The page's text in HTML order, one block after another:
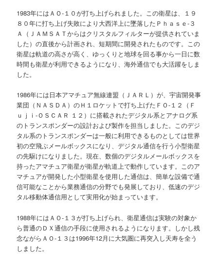
1983年にはＡＯ-１０が打ち上げられました。この衛星は、１９
８０年に打ち上げ失敗により大西洋上に墜落したＰｈａｓｅ-３
Ａ（ＪＡＭＳＡＴからはクリスタルフィルターが提供されていま
した）の直後から計画され、短期間に開発されたものです。この
衛星は軌道の高さが高く、ゆっくりと地球を回る事から一日に数
時間も衛星が利用できるようになり、海外通信でも大活躍をしま
した。
1986年には日本アマチュア無線連盟（ＪＡＲＬ）が、宇宙開発事
業団（ＮＡＳＤＡ）のＨ１ロケットで打ち上げたＦＯ-１２（Ｆ
ｕｊｉ-ＯＳＣＡＲ １２）に搭載されたデジタル系とアナログ系
のトランスポンダーの設計および製作を担当しました。このデジ
タル系のトランスポンダーは一般に利用できるものとしては世界
初の空飛ぶメールボックスになり、デジタル通信を行う小型衛星
の先駆けになりました。現在、数個のデジタルメールボックスを
持ったアマチュア衛星が衛星が軌道上で動作しています。このア
マチュアが開発した小型衛星を使用した通信は、簡単な設備で通
信可能なことから業務通信の分野でも発展しており、低速のデジ
タル移動体通信用として実用化が始まっています。
1988年にはＡＯ-１３が打ち上げられ、衛星通信は実験の対象か
ら普通のＤＸ通信の手段に使用されるようになります。しかし残
念ながらＡＯ-１３は1996年12月に大気圏に再突入し天寿を全う
しました。